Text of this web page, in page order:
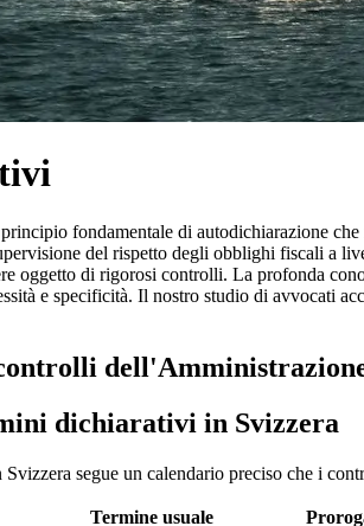
principio fondamentale di autodichiarazione
del rispetto degli obblighi fiscali a
oggetto di rigorosi controlli. La profonda
e specificità. Il nostro studio di avvocati
dichiarativi in Svizzera
segue un calendario preciso che i
Termine usuale